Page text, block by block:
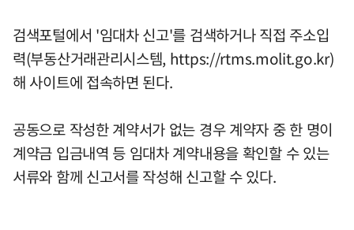
검색포털에서 '임대차 신고'를 검색하거나 직접 주소입
력(부동산거래관리시스템, https://rtms.molit.go.kr)
해 사이트에 접속하면 된다.
공동으로 작성한 계약서가 없는 경우 계약자 중 한 명이
계약금 입금내역 등 임대차 계약내용을 확인할 수 있는
서류와 함께 신고서를 작성해 신고할 수 있다.